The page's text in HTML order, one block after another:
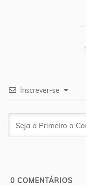
Inscrever-se
0 COMENTÁRIOS